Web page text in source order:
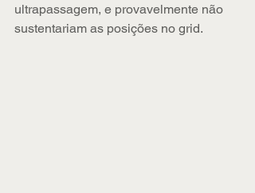
ultrapassagem, e provavelmente não
sustentariam as posições no grid.